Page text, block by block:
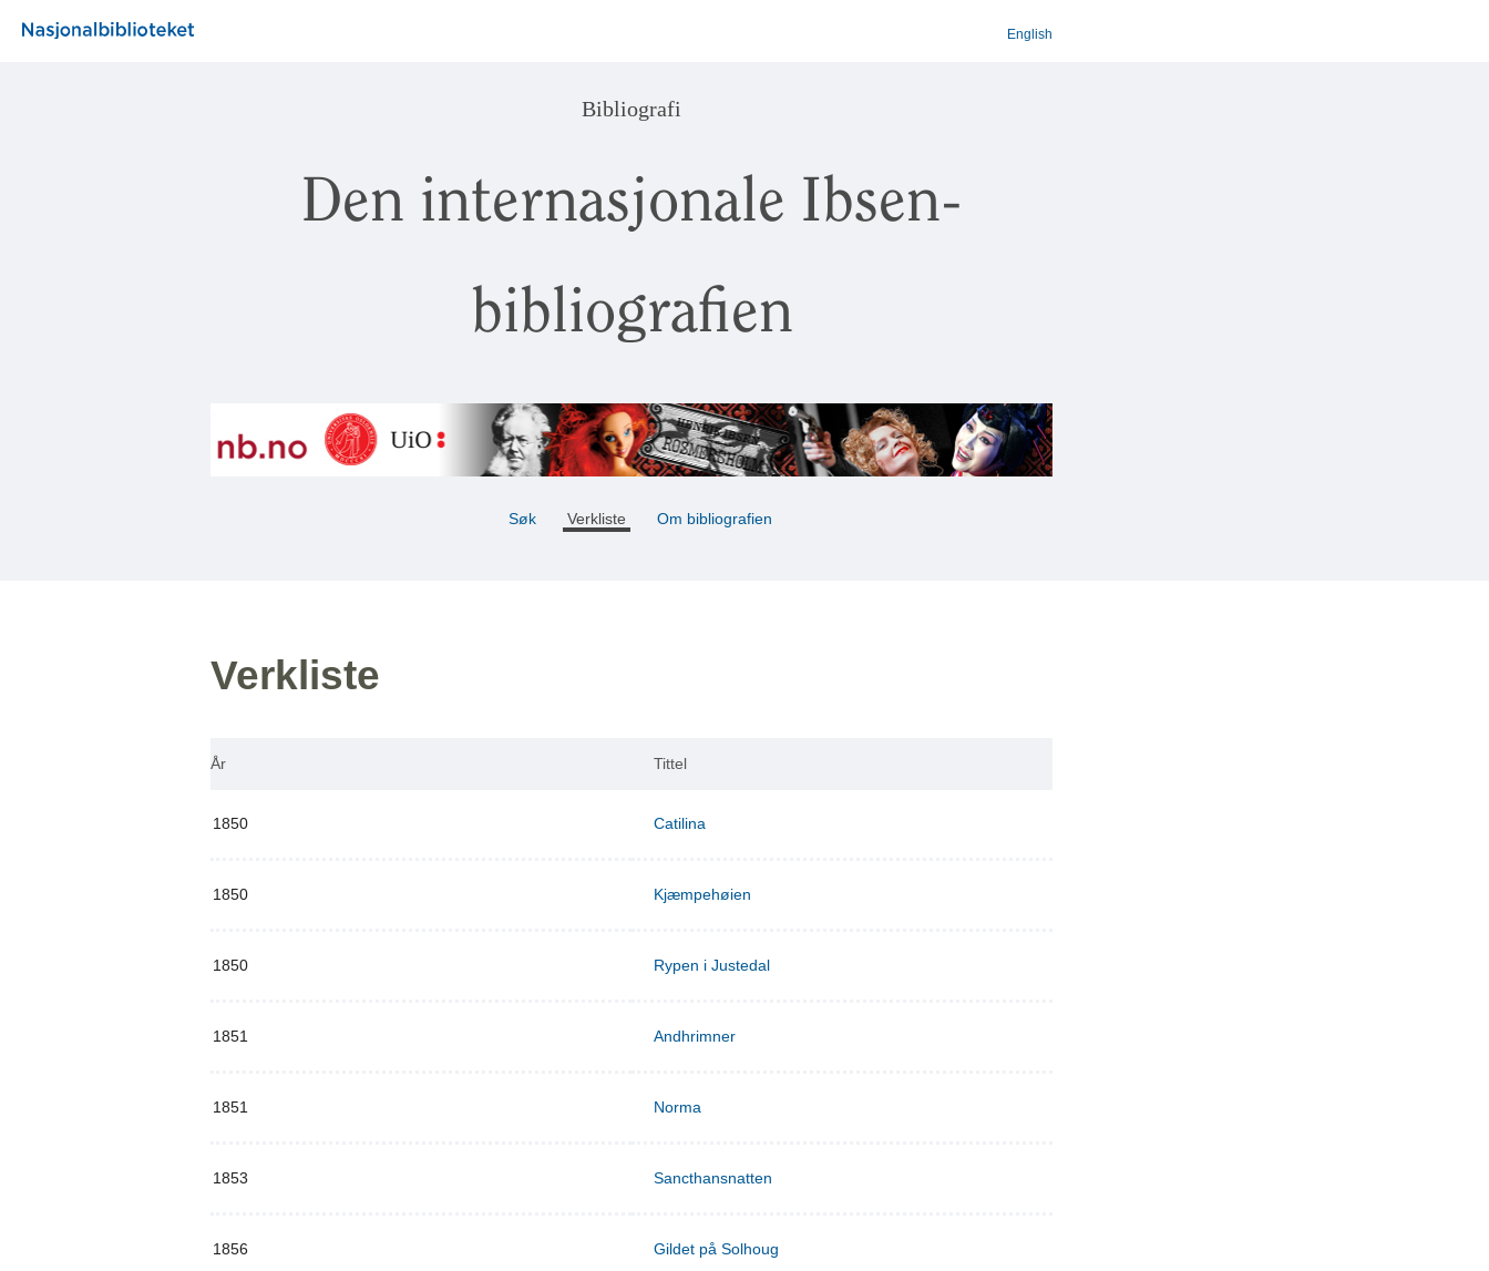
English
Bibliografi
Den internasjonale Ibsen-
bibliografien
Søk Verkliste Om bibliografien
Verkliste
År Tittel
1850 Catilina
1850 Kjæmpehøien
1850 Rypen i Justedal
1851 Andhrimner
1851 Norma
1853 Sancthansnatten
1856 Gildet på Solhoug